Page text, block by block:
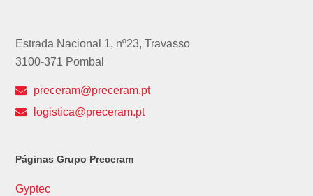
Estrada Nacional 1, nº23, Travasso
3100-371 Pombal
preceram@preceram.pt
logistica@preceram.pt
Páginas Grupo Preceram
Gyptec